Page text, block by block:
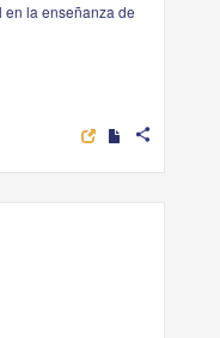
la enseñanza de
share